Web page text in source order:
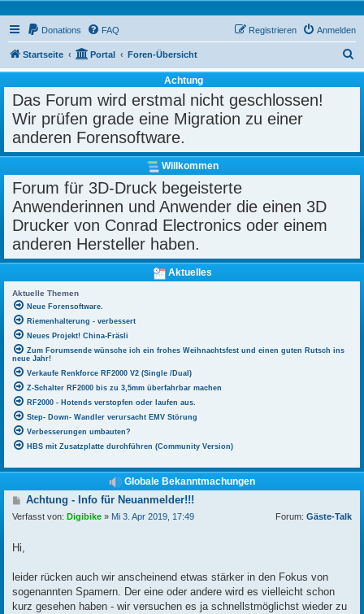
Donations FAQ Anmelden
Registrieren
Startseite Portal Foren-Übersicht
u
Achtung
Das Forum wird erstmal nicht geschlossen!
Wir prüfen grade eine Migration zu einer
anderen Forensoftware.
Willkommen
Forum für 3D-Druck begeisterte
Anwenderinnen und Anwender die einen 3D
Drucker von Conrad Electronics oder einem
anderen Hersteller haben.
Aktuelles
Aktuelle Themen
Neue Forensoftware.
Riemenhalterung - verbessert
Neues Projekt! China-Fräsli
Zum Forumsende wünsche ich ein frohes Weihnachtsfest und einen guten Rutsch ins
neue Jahr!
Verkaufe Renkforce RF2000 V2 (Single /Dual)
Z-Schalter RF2000 bis zu 3,5mm überfahrbar machen
RF2000 - Hotends verstopfen oder laufen aus.
Step- Down- Wandler verursacht EMV Störung
Verbesserungen umbauten?
HBS mit Zusatzplatte durchführen (Community Version)
Globale Bekanntmachungen
B
e
i
a
Achtung - Info für Neuanmelder!!!
Verfasst von: Digibike » Mi 3. Apr 2019, 17:49 Forum: Gäste-Talk
Hi,
leider rücken auch wir anscheinend etwas stärker in den Fokus von
sogenannten Spamern. Der eine oder andere wird es vielleicht schon
kurz gesehen haben - wir versuchen es ja schnellstmöglichst wieder zu